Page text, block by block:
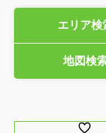
エリア検
地図検